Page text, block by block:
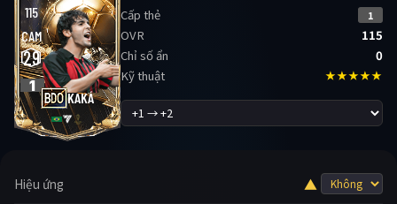
115
CAM
29
1
KAKÁ
Cấp thẻ 1
OVR
115
Chỉ số ẩn
0
Kỹ thuật
★★★★★
Hiệu ứng ▲